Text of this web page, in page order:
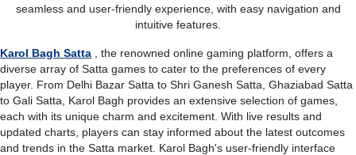
seamless and user-friendly experience, with easy navigation and
intuitive features.
Karol Bagh Satta , the renowned online gaming platform, offers a
diverse array of Satta games to cater to the preferences of every
player. From Delhi Bazar Satta to Shri Ganesh Satta, Ghaziabad Satta
to Gali Satta, Karol Bagh provides an extensive selection of games,
each with its unique charm and excitement. With live results and
updated charts, players can stay informed about the latest outcomes
and trends in the Satta market. Karol Bagh's user-friendly interface